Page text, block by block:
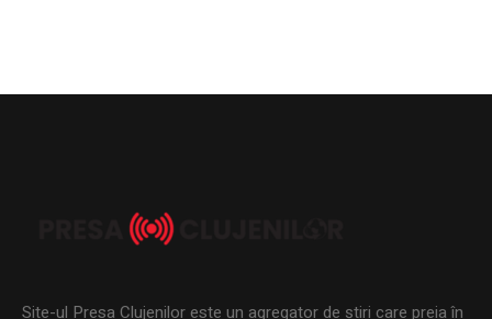
Site-ul Presa Clujenilor este un agregator de ştiri care preia în